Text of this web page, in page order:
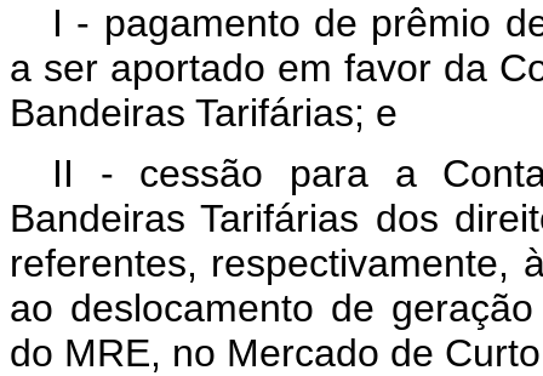
I - pagamento de prêmio
a ser aportado em favor da
Bandeiras Tarifárias; e
II - cessão para a
Bandeiras Tarifárias dos
referentes, respectivamente,
ao deslocamento de
do MRE, no Mercado de